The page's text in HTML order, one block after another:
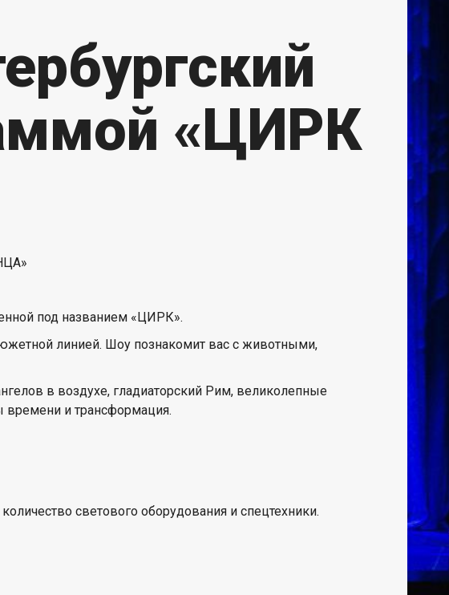
«ЦИРК
под названием «ЦИРК».
линией. Шоу познакомит вас с животными,
в воздухе, гладиаторский Рим, великолепные
времени и трансформация.
светового оборудования и спецтехники.